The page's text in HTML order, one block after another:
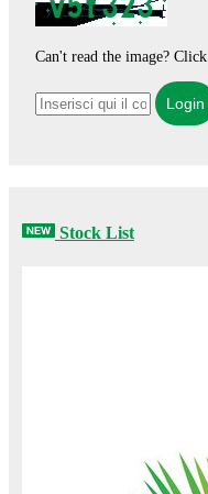
Can't read the image? Click
Stock List